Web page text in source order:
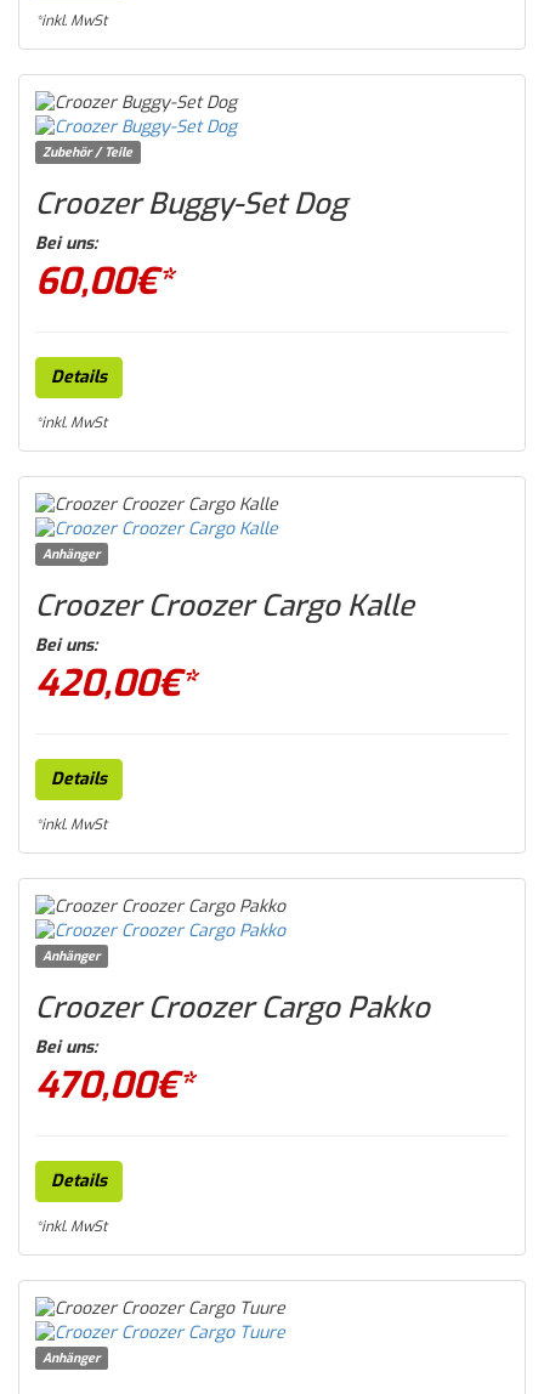
*inkl. MwSt
Zubehör / Teile
Croozer Buggy-Set Dog
Bei uns:
60,00€*
Details
*inkl. MwSt
Anhänger
Croozer Croozer Cargo Kalle
Bei uns:
420,00€*
Details
*inkl. MwSt
Anhänger
Croozer Croozer Cargo Pakko
Bei uns:
470,00€*
Details
*inkl. MwSt
Anhänger